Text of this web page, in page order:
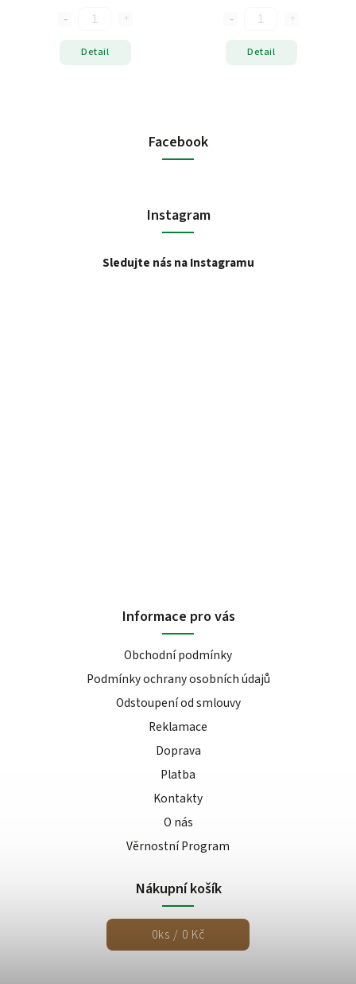
Detail Detail
Facebook
Instagram
Sledujte nás na Instagramu
Informace pro vás
Obchodní podmínky
Podmínky ochrany osobních údajů
Odstoupení od smlouvy
Reklamace
Doprava
Platba
Kontakty
O nás
Věrnostní Program
Nákupní košík
0ks / 0 Kč